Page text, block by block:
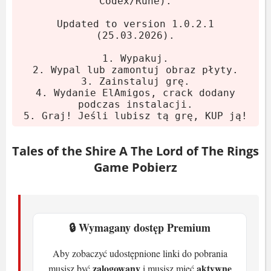
Procesor:Intel Core i5-7600K lub
AMD Ryzen 3 1200
Karta graficzna:
NVIDIA GeForce
GTX 770, 4 GB lub AMD Radeon R9
270X, 4 GB lub Intel Arc A580, 8 GB
RAM:16 GB
Miejsce na dysku:3 GB
Zalecane
AMD Ryzen 5 8400F
Karta graficzna:NVIDIA GeForce RTX
3060 Ti, 8 GB lub AMD Radeon RX
6750 XT, 12 GB
Updated to version 1.0.2.1
(25.03.2026).
1. Wypakuj.
2. Wypal lub zamontuj obraz płyty.
3. Zainstaluj grę.
4. Wydanie ElAmigos, crack dodany
podczas instalacji.
5. Graj! Jeśli lubisz tą grę, KUP ją!
Tales of the Shire A The Lord of The Rings
Game Pobierz
🔒 Wymagany dostęp Premium
Aby zobaczyć udostępnione linki do pobrania
musisz byćzalogowanyi musisz miećaktywne